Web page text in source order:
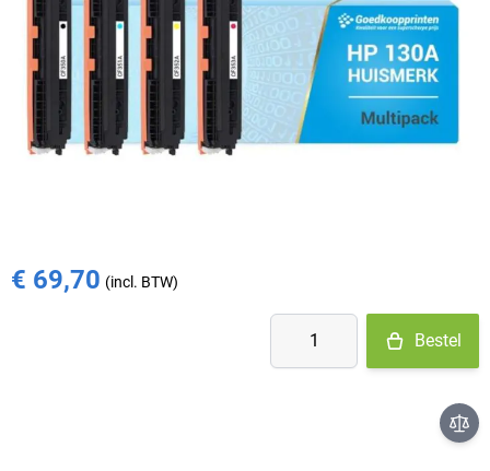
Op voorraad
- Ma-Do: voor 15:30 besteld = vandaag verzonden
- Vr: voor 14:00 besteld = vandaag verzonden
€ 69,70
Aantal
Bestel